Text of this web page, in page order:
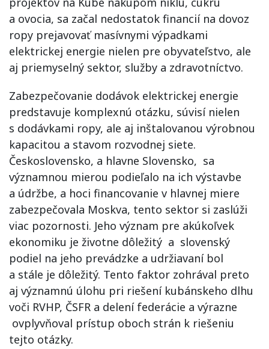
a ovocia, sa začal nedostatok financií na dovoz
ropy prejavovať masívnymi výpadkami
elektrickej energie nielen pre obyvateľstvo, ale
aj priemyselný sektor, služby a zdravotníctvo.
Zabezpečovanie dodávok elektrickej energie
predstavuje komplexnú otázku, súvisí nielen
s dodávkami ropy, ale aj inštalovanou výrobnou
kapacitou a stavom rozvodnej siete.
Československo, a hlavne Slovensko, sa
významnou mierou podieľalo na ich výstavbe
a údržbe, a hoci financovanie v hlavnej miere
zabezpečovala Moskva, tento sektor si zaslúži
viac pozornosti. Jeho význam pre akúkoľvek
ekonomiku je životne dôležitý a slovenský
podiel na jeho prevádzke a udržiavaní bol
a stále je dôležitý. Tento faktor zohrával preto
aj významnú úlohu pri riešení kubánskeho dlhu
voči RVHP, ČSFR a delení federácie a výrazne
ovplyvňoval prístup oboch strán k riešeniu
tejto otázky.